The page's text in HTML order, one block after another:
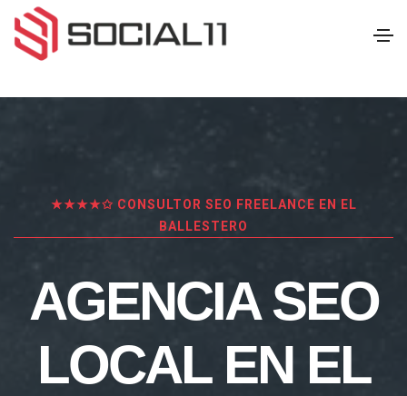
★★★★✩ CONSULTOR SEO FREELANCE EN EL
BALLESTERO
AGENCIA SEO
LOCAL EN EL